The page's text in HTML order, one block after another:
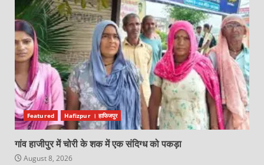
Featured Hafizpur । हाफिजपुर
गांव हाजीपुर में चोरी के शक में एक संदिग्ध को पकड़ा
August 8, 2026